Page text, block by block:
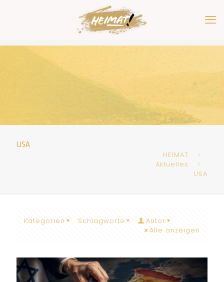
USA
HEIMAT
Aktuelles
USA
Kategorien Schlagworte
Autor
Alle anzeigen